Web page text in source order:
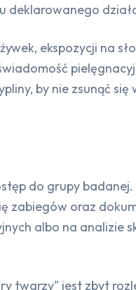
deklarowanego
ekspozycji na
by nie zsunąć się
do grupy
zabiegów oraz
albo na analizie
twarzy" jest zbyt